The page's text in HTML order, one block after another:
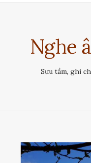
Nghe
Sưu tầm, ghi